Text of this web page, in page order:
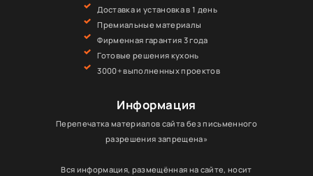
Доставка и установка в 1 день
Премиальные материалы
Фирменная гарантия 3 года
Готовые решения кухонь
3000+ выполненных проектов
Информация
Перепечатка материалов сайта без письменного
разрешения запрещена»
Вся информация, размещённая на сайте, носит